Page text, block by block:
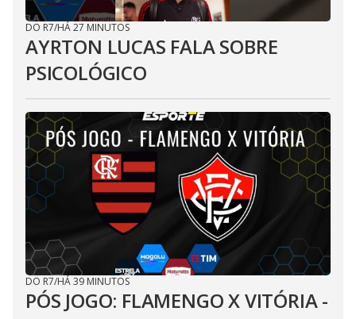
DO R7/HÁ 27 MINUTOS
AYRTON LUCAS FALA SOBRE
PSICOLÓGICO
DO R7/HÁ 39 MINUTOS
PÓS JOGO: FLAMENGO X VITÓRIA -